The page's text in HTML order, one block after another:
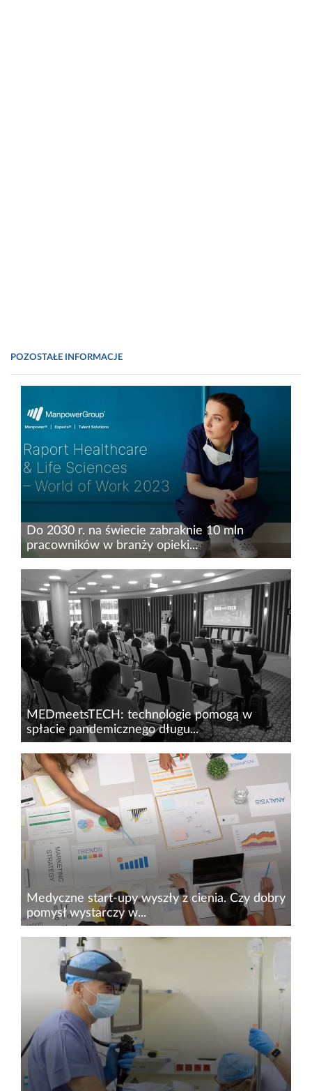
POZOSTAŁE INFORMACJE
Do 2030 r. na świecie zabraknie 10 mln
pracowników w branży opieki...
Sztuczna inteligencja w służbie zdrowiu,
wdrożenie nowych technologii usprawniających
pracę lekarzy&nbsp;czy inwestycje gigantów
technologicznych w innowacyjne rozwiązania
opieki zdrowotnej – to...
MEDmeetsTECH: technologie pomogą w
spłacie pandemicznego długu...
Medycyna i nowoczesne technologie tworzą
nierozerwalny duet, którego beneficjentami są
pacjenci oraz całe systemy ochrony zdrowia –
to jeden z wniosków 12. edycji konferencji
MEDmeetsTECH. Podczas...
Medyczne start-upy wyszły z cienia. Czy dobry
pomysł wystarczy w...
Nowoczesne technologie w medycynie to
branża wyjątkowa, ponieważ pozwala uratować
miliony ludzi i każdego dnia poprawia jakość
życia chorych na całym świecie. Przez ok. 60 lat
rynek opieki zdrowotnej...